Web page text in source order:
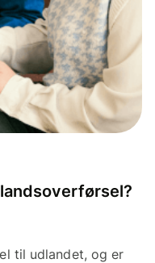
til udlandet, og er